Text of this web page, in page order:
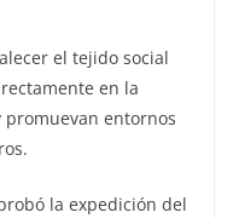
el tejido social
en la
entornos
la expedición del